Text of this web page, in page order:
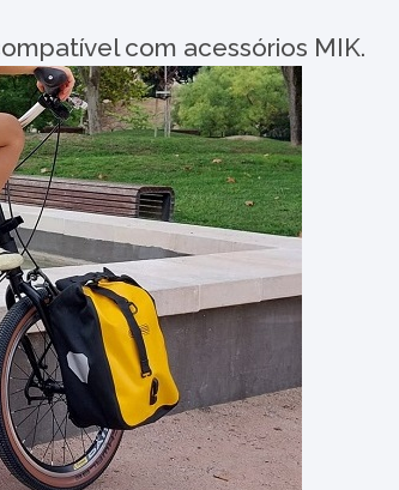
com acessórios MIK.